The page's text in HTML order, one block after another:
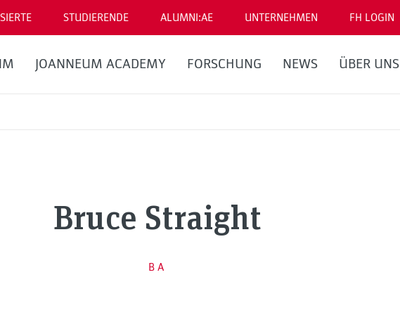
STUDIERENDE ALUMNI:AE UNTERNEHMEN FH LOGIN
JOANNEUM ACADEMY FORSCHUNG NEWS ÜBER UNS
Bruce Straight
BA